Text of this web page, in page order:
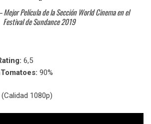
Mejor Película de la Sección World Cinema en el
Festival de Sundance 2019
6,5
90%
(Calidad 1080p)